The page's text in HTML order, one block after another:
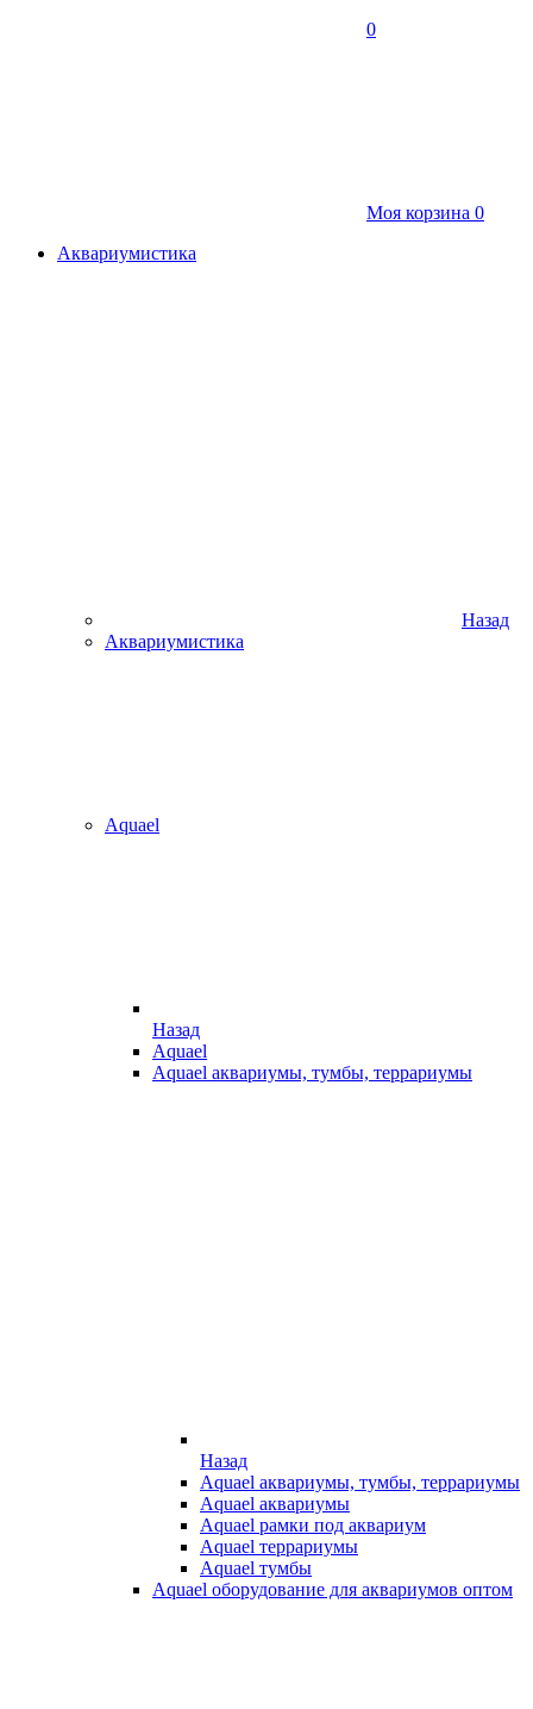
0
Моя корзина 0
Аквариумистика
Назад
Аквариумистика
Aquael
Назад
Aquael
Aquael аквариумы, тумбы, террариумы
Назад
Aquael аквариумы, тумбы, террариумы
Aquael аквариумы
Aquael рамки под аквариум
Aquael террариумы
Aquael тумбы
Aquael оборудование для аквариумов оптом